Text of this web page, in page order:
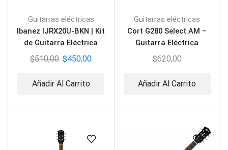
Guitarras eléctricas
Ibanez IJRX20U-BKN | Kit
de Guitarra Eléctrica
Black
$510,00 $450,00
Añadir Al Carrito
Guitarras eléctricas
Cort G280 Select AM –
Guitarra Eléctrica
$620,00
Añadir Al Carrito